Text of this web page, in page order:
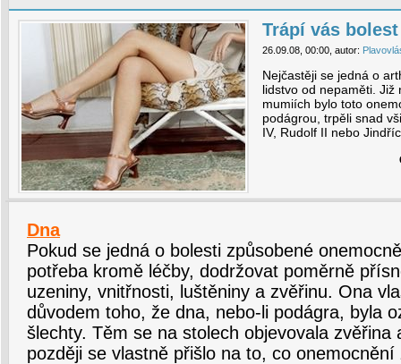
Trápí vás
26.09.08, 00:00, autor:
Nejčastěji se jedná o
lidstvo od nepaměti. Již
mumiích bylo toto
podágrou, trpěli snad
IV, Rudolf II nebo
Dna
Pokud se jedná o bolesti způsobené
potřeba kromě léčby, dodržovat poměrně
uzeniny, vnitřnosti, luštěniny a zvěřinu. Ona
důvodem toho, že dna, nebo-li podágra, byla
šlechty. Těm se na stolech objevovala zvěřina
později se vlastně přišlo na to, co onemocnění